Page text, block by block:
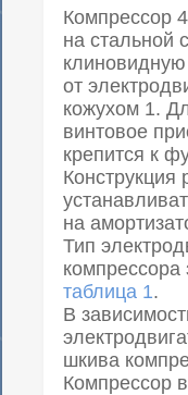
Компрессор 4
на стальной
от
кожухом 1.
винтовое
крепится к
Конструкция
на
Тип
компрессора
таблица 1.
В
шкива
Компрессор